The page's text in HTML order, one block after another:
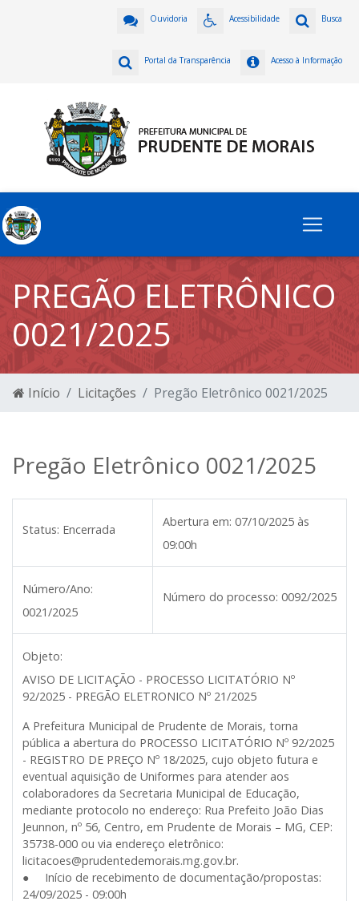
Busca
Acessibilidade
Ouvidoria
Acesso à Informação
Portal da Transparência
PREGÃO ELETRÔNICO
0021/2025
Início Licitações Pregão Eletrônico 0021/2025
Pregão Eletrônico 0021/2025
Status: Encerrada
Abertura em: 07/10/2025 às
09:00h
Número/Ano:
0021/2025
Número do processo: 0092/2025
Objeto:
AVISO DE LICITAÇÃO - PROCESSO LICITATÓRIO Nº
92/2025 - PREGÃO ELETRONICO Nº 21/2025
A Prefeitura Municipal de Prudente de Morais, torna
pública a abertura do PROCESSO LICITATÓRIO Nº 92/2025
- REGISTRO DE PREÇO Nº 18/2025, cujo objeto futura e
eventual aquisição de Uniformes para atender aos
colaboradores da Secretaria Municipal de Educação,
mediante protocolo no endereço: Rua Prefeito João Dias
Jeunnon, nº 56, Centro, em Prudente de Morais – MG, CEP:
35738-000 ou via endereço eletrônico:
licitacoes@prudentedemorais.mg.gov.br.
● Início de recebimento de documentação/propostas:
24/09/2025 - 09:00h